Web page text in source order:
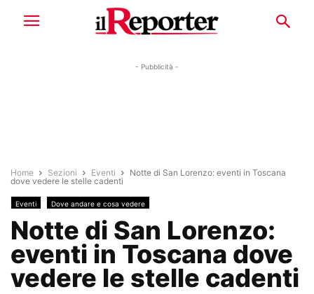
- Pubblicità -
Home Sezioni Eventi
Notte di San Lorenzo: eventi in Toscana
dove vedere le stelle cadenti
Eventi Dove andare e cosa vedere
Notte di San Lorenzo:
eventi in Toscana dove
vedere le stelle cadenti